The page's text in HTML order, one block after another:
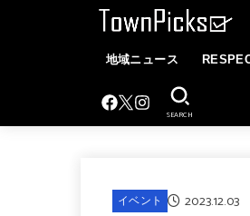
地域ニュース
SEARCH
イベント 2023.12.03